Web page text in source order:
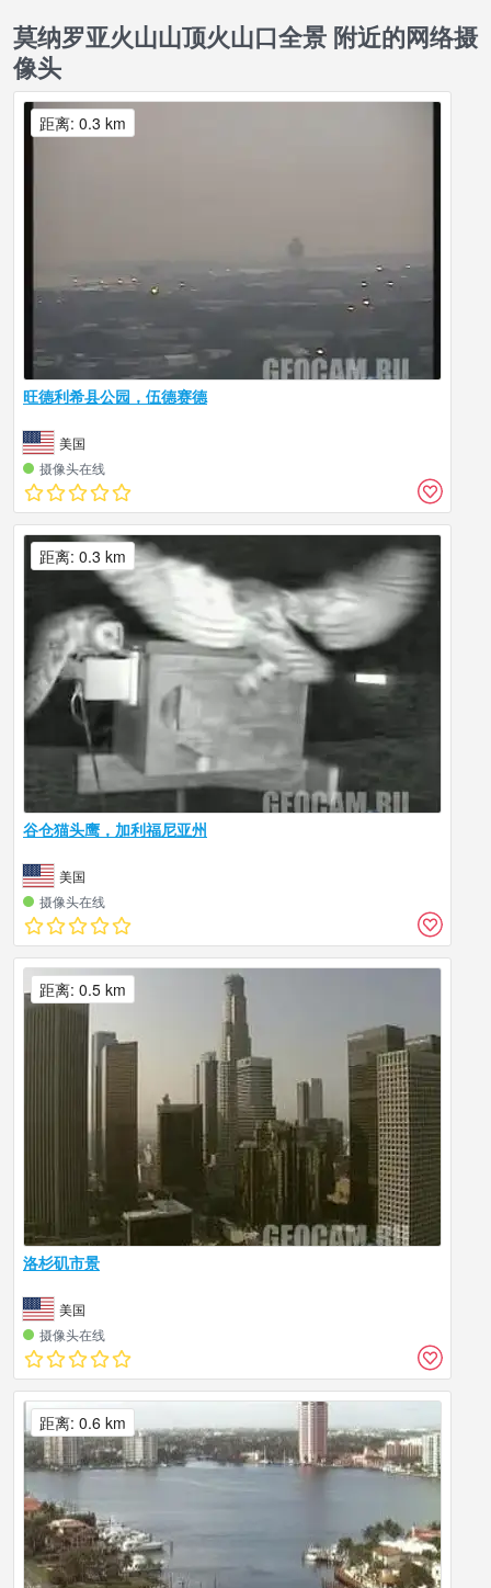
莫纳罗亚火山山顶火山口全景 附近的网络摄
像头
旺德利希县公园，伍德赛德
美国
摄像头在线
距离: 0.3 km
谷仓猫头鹰，加利福尼亚州
美国
摄像头在线
距离: 0.3 km
洛杉矶市景
美国
摄像头在线
距离: 0.5 km
距离: 0.6 km